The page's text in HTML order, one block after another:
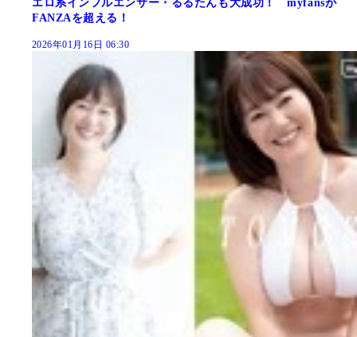
エロ系インフルエンサー・るるたんも大成功！ myfansが
FANZAを超える！
2026年01月16日 06:30